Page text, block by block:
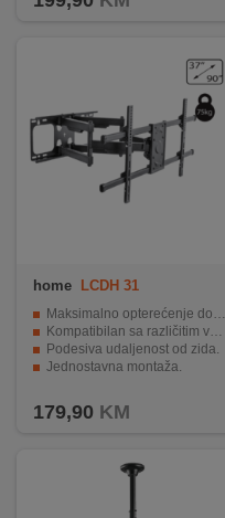
home LCDH 31
Maksimalno opterećenje do 75 kg.
Kompatibilan sa različitim veličinama TV prijemnika.
Podesiva udaljenost od zida.
Jednostavna montaža.
179,90 KM